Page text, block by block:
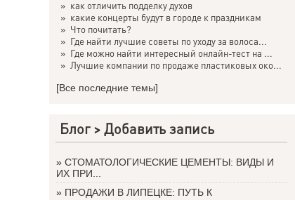
» как отличить подделку духов
» какие концерты будут в городе к праздникам
» Что почитать?
» Где найти лучшие советы по уходу за волоса...
» Где можно найти интересный онлайн-тест на ...
» Лучшие компании по продаже пластиковых око...
[Все последние темы]
Блог >Добавить запись
» СТОМАТОЛОГИЧЕСКИЕ ЦЕМЕНТЫ: ВИДЫ И
ИХ ПРИ...
» ПРОДАЖИ В ЛИПЕЦКЕ: ПУТЬ К